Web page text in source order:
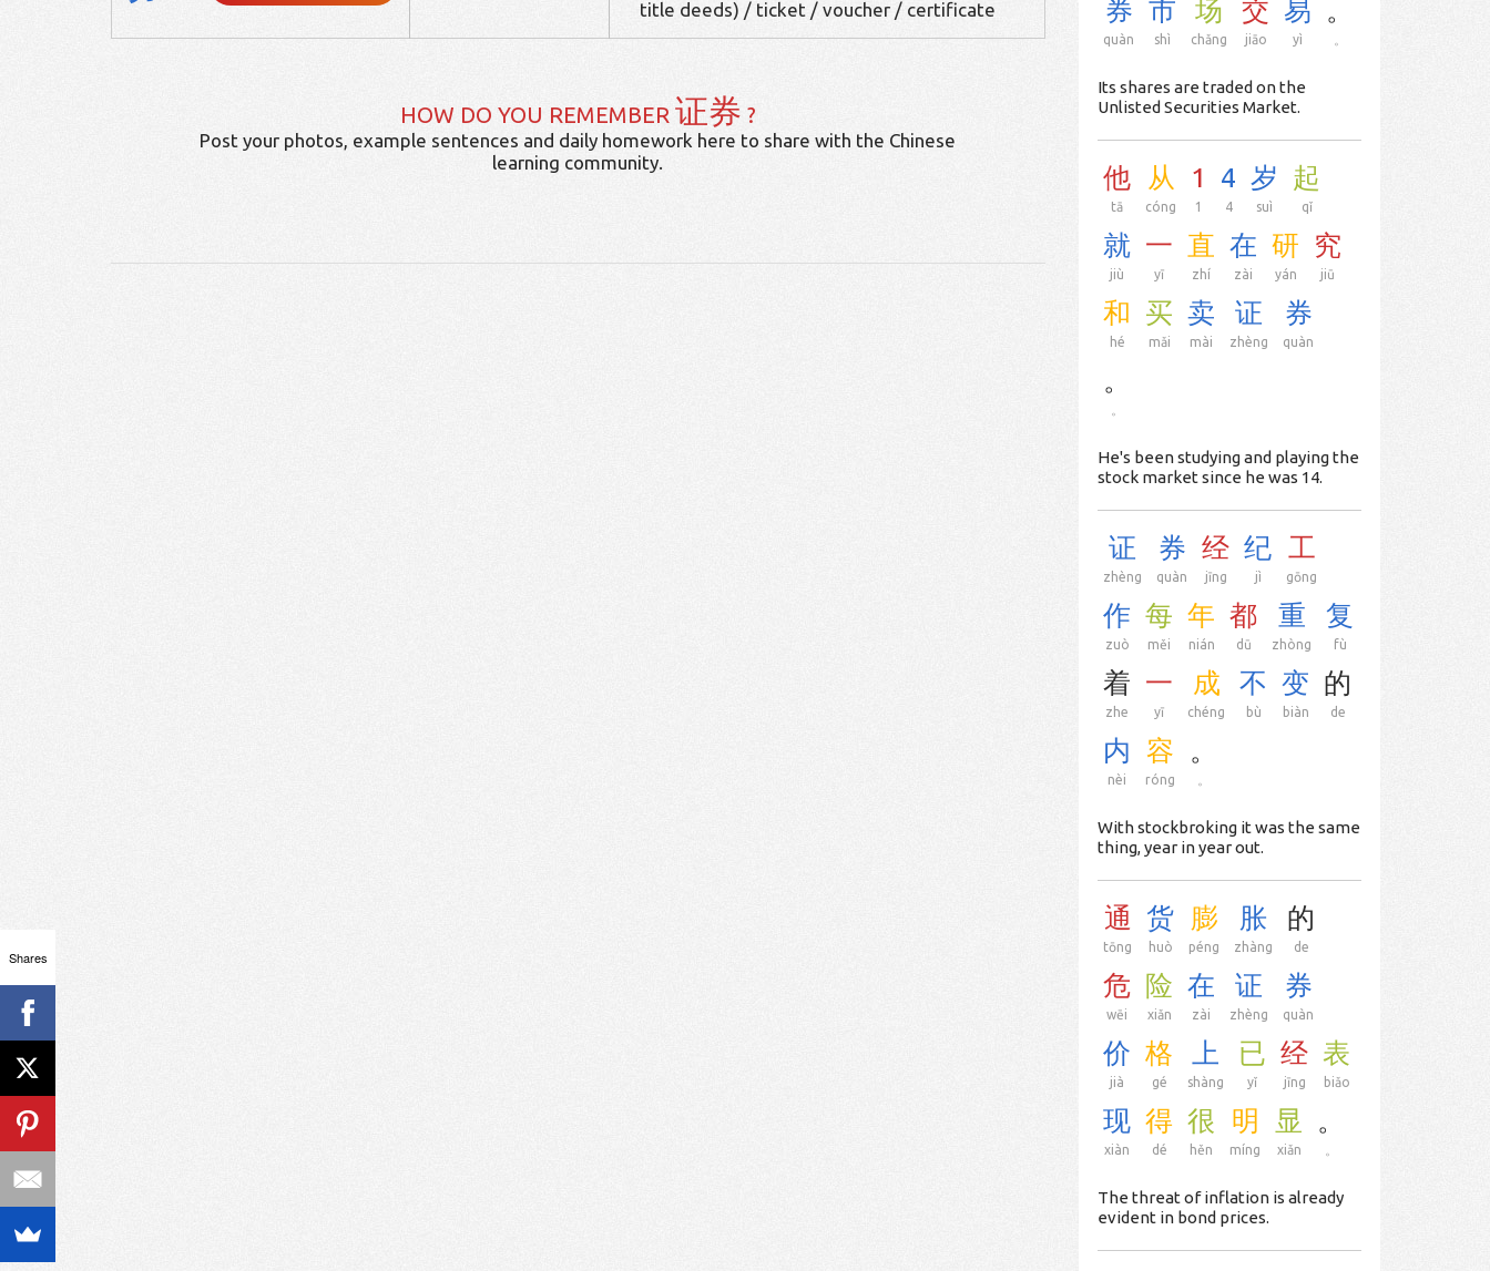
title deeds) / ticket / voucher / certificate
HOW DO YOU REMEMBER 证券 ?
Post your photos, example sentences and daily homework here to share with the Chinese
learning community.
券
quàn
市
shì
场
chǎng
交
jiāo
易
yì
。
Its shares are traded on the
Unlisted Securities Market.
他
tā
从
cóng
1
1
4
4
岁
suì
起
qǐ
就
jiù
一
yī
直
zhí
在
zài
研
yán
究
jiū
和
hé
买
mǎi
卖
mài
证
zhèng
券
quàn
。
He's been studying and playing the
stock market since he was 14.
证
zhèng
券
quàn
经
jīng
纪
jì
工
gōng
作
zuò
每
měi
年
nián
都
dū
重
zhòng
复
fù
着
zhe
一
yī
成
chéng
不
bù
变
biàn
的
de
内
nèi
容
róng
。
With stockbroking it was the same
thing, year in year out.
通
tōng
货
huò
膨
péng
胀
zhàng
的
de
危
wēi
险
xiǎn
在
zài
证
zhèng
券
quàn
价
jià
格
gé
上
shàng
已
yǐ
经
jīng
表
biǎo
现
xiàn
得
dé
很
hěn
明
míng
显
xiǎn
。
The threat of inflation is already
evident in bond prices.
Shares